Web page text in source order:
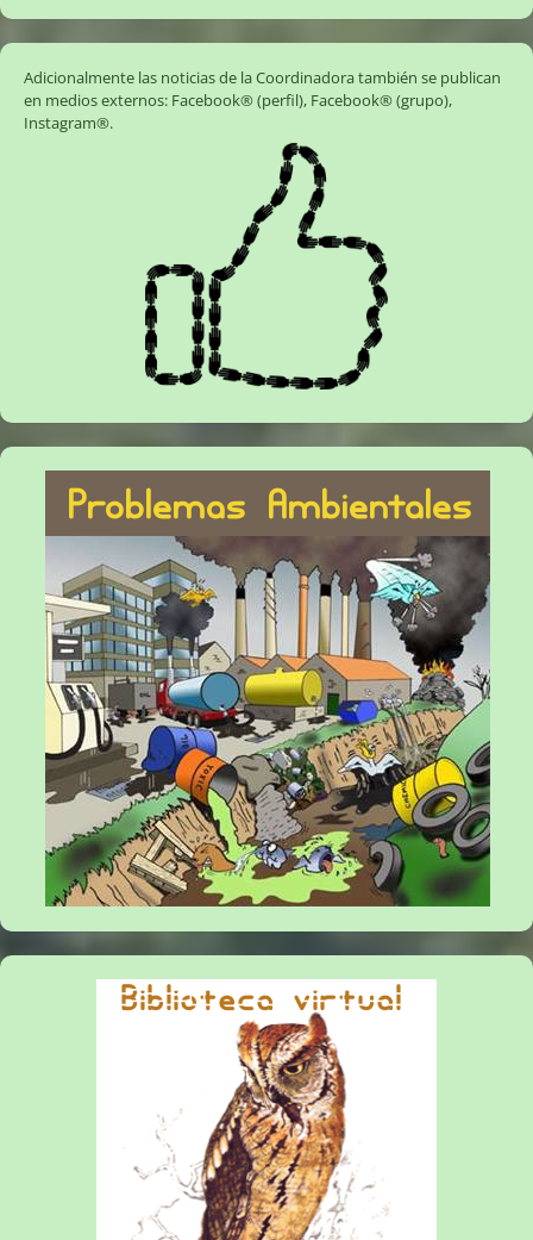
Adicionalmente las noticias de la Coordinadora también se publican
en medios externos: Facebook® (perfil), Facebook® (grupo),
Instagram®.